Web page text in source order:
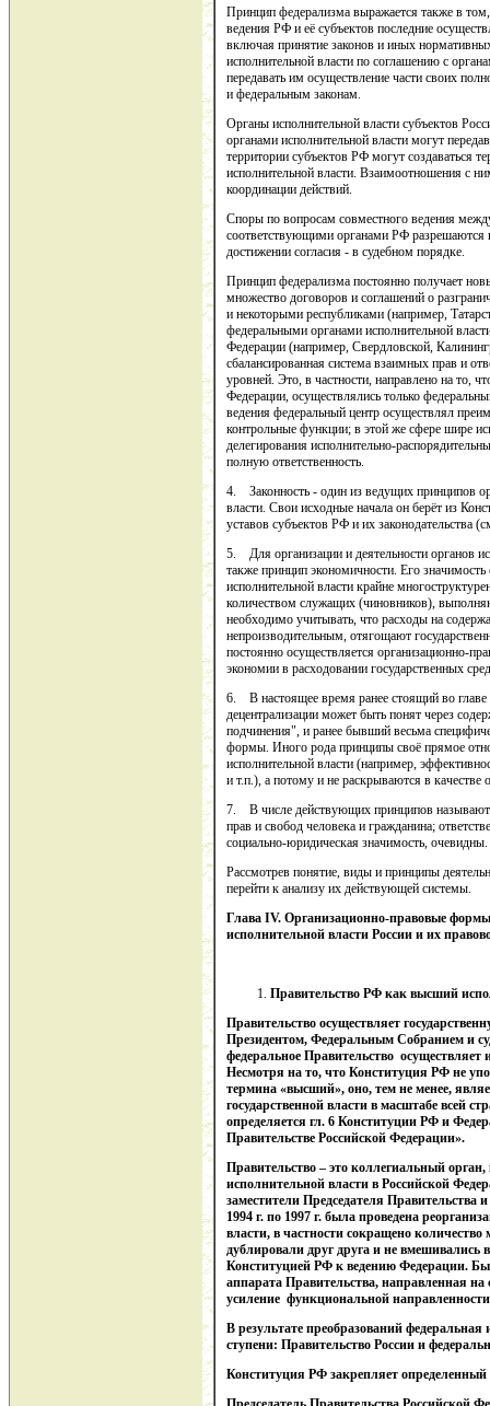
Принцип федерализма выражается также в
ведения РФ и её субъектов последние
включая принятие законов и иных
исполнительной власти по соглашению с
передавать им осуществление части своих
и федеральным законам.
Органы исполнительной власти субъектов
органами исполнительной власти могут
территории субъектов РФ могут создаваться
исполнительной власти. Взаимоотношения с
координации действий.
Споры по вопросам совместного ведения
соответствующими органами РФ разрешаются
достижении согласия - в судебном порядке.
Принцип федерализма постоянно получает
множество договоров и соглашений о
и некоторыми республиками (например,
федеральными органами исполнительной
Федерации (например, Свердловской,
сбалансированная система взаимных прав и
уровней. Это, в частности, направлено на то,
Федерации, осуществлялись только
ведения федеральный центр осуществлял
контрольные функции; в этой же сфере шире
делегирования исполнительно-
полную ответственность.
4. Законность - один из ведущих принципов
власти. Свои исходные начала он берёт из
уставов субъектов РФ и их законодательства
5. Для организации и деятельности органов
также принцип экономичности. Его
исполнительной власти крайне
количеством служащих (чиновников),
необходимо учитывать, что расходы на
непроизводительным, отягощают
постоянно осуществляется организационно-
экономии в расходовании государственных
6. В настоящее время ранее стоящий во главе
децентрализации может быть понят через
подчинения", и ранее бывший весьма
формы. Иного рода принципы своё прямое
исполнительной власти (например,
и т.п.), а потому и не раскрываются в качестве
7. В числе действующих принципов
прав и свобод человека и гражданина;
социально-юридическая значимость, очевидны.
Рассмотрев понятие, виды и принципы
перейти к анализу их действующей системы.
Глава IV. Организационно-правовые
исполнительной власти России и их
Правительство РФ как высший
Правительство осуществляет
Президентом, Федеральным Собранием и
федеральное Правительство
Несмотря на то, что Конституция РФ не
термина «высший», оно, тем не менее,
государственной власти в масштабе всей
определяется гл. 6 Конституции РФ и
Правительстве Российской Федерации».
Правительство – это коллегиальный
исполнительной власти в Российской
заместители Председателя
1994 г. по 1997 г. была проведена
власти, в частности сокращено
дублировали друг друга и не вмешивались
Конституцией РФ к ведению Федерации.
аппарата Правительства, направленная
усиление функциональной
В результате преобразований
ступени: Правительство России и
Конституция РФ закрепляет